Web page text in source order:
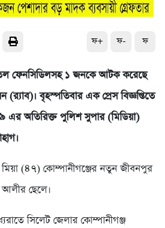
ফ+ ফ- ফ
ফেনসিডিলসহ ১ জনকে আটক করেছে
(র‌্যাব)। বৃহস্পতিবার এক প্রেস বিজ্ঞপ্তিতে
৯ এর অতিরিক্ত পুলিশ সুপার (মিডিয়া)
(৪৭) কোম্পানীগঞ্জের নতুন জীবনপুর
ছেলে।
সিলেট জেলার কোম্পানীগঞ্জ